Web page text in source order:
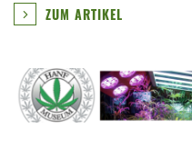
ZUM ARTIKEL